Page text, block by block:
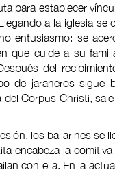
para establecer
a la iglesia se
entusiasmo: se
que cuide a su
del
de jaraneros sigue
Corpus Christi,
los bailarines se
encabeza la
con ella. En la